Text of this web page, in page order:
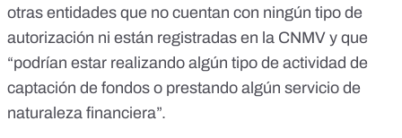
otras entidades que no cuentan con ningún tipo de
autorización ni están registradas en la CNMV y que
“podrían estar realizando algún tipo de actividad de
captación de fondos o prestando algún servicio de
naturaleza financiera”.